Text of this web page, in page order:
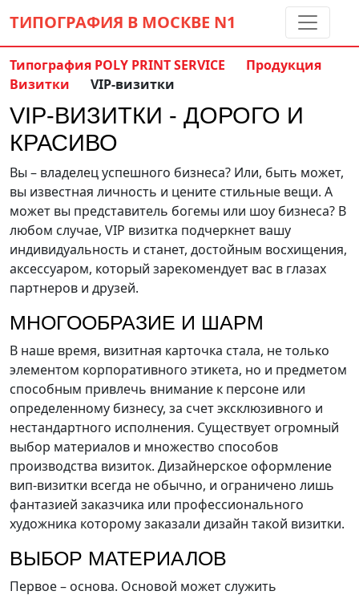
ТИПОГРАФИЯ В МОСКВЕ N1
Контакты: (5 метров от м. Дмитровская)
info@ppsprint.ru 8 495 797-35-59
Обратный звонок
Типография POLY PRINT SERVICE
Продукция
Визитки
VIP-визитки
VIP-ВИЗИТКИ - ДОРОГО И
КРАСИВО
Вы – владелец успешного бизнеса? Или, быть может,
вы известная личность и цените стильные вещи. А
может вы представитель богемы или шоу бизнеса? В
любом случае, VIP визитка подчеркнет вашу
индивидуальность и станет, достойным восхищения,
аксессуаром, который зарекомендует вас в глазах
партнеров и друзей.
МНОГООБРАЗИЕ И ШАРМ
В наше время, визитная карточка стала, не только
элементом корпоративного этикета, но и предметом
способным привлечь внимание к персоне или
определенному бизнесу, за счет эксклюзивного и
нестандартного исполнения. Существует огромный
выбор материалов и множество способов
производства визиток. Дизайнерское оформление
вип-визитки всегда не обычно, и ограничено лишь
фантазией заказчика или профессионального
художника которому заказали дизайн такой визитки.
ВЫБОР МАТЕРИАЛОВ
Первое – основа. Основой может служить